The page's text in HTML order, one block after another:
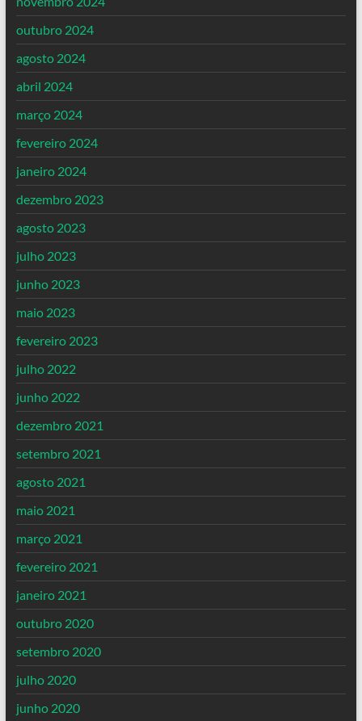
outubro 2024
agosto 2024
abril 2024
março 2024
fevereiro 2024
janeiro 2024
dezembro 2023
agosto 2023
julho 2023
junho 2023
maio 2023
fevereiro 2023
julho 2022
junho 2022
dezembro 2021
setembro 2021
agosto 2021
maio 2021
março 2021
fevereiro 2021
janeiro 2021
outubro 2020
setembro 2020
julho 2020
junho 2020